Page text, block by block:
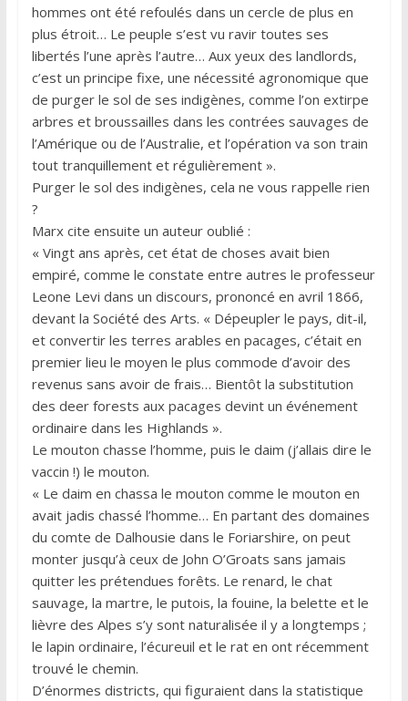
hommes ont été refoulés dans un cercle de plus en
plus étroit… Le peuple s’est vu ravir toutes ses
libertés l’une après l’autre… Aux yeux des landlords,
c’est un principe fixe, une nécessité agronomique que
de purger le sol de ses indigènes, comme l’on extirpe
arbres et broussailles dans les contrées sauvages de
l’Amérique ou de l’Australie, et l’opération va son train
tout tranquillement et régulièrement ».
Purger le sol des indigènes, cela ne vous rappelle rien
?
Marx cite ensuite un auteur oublié :
« Vingt ans après, cet état de choses avait bien
empiré, comme le constate entre autres le professeur
Leone Levi dans un discours, prononcé en avril 1866,
devant la Société des Arts. « Dépeupler le pays, dit-il,
et convertir les terres arables en pacages, c’était en
premier lieu le moyen le plus commode d’avoir des
revenus sans avoir de frais… Bientôt la substitution
des deer forests aux pacages devint un événement
ordinaire dans les Highlands ».
Le mouton chasse l’homme, puis le daim (j’allais dire le
vaccin !) le mouton.
« Le daim en chassa le mouton comme le mouton en
avait jadis chassé l’homme… En partant des domaines
du comte de Dalhousie dans le Foriarshire, on peut
monter jusqu’à ceux de John O’Groats sans jamais
quitter les prétendues forêts. Le renard, le chat
sauvage, la martre, le putois, la fouine, la belette et le
lièvre des Alpes s’y sont naturalisée il y a longtemps ;
le lapin ordinaire, l’écureuil et le rat en ont récemment
trouvé le chemin.
D’énormes districts, qui figuraient dans la statistique